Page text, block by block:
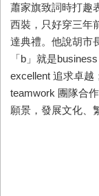
蕭家旗致詞時打趣
西裝，只好穿三年
達典禮。他說胡市
「b」就是
excellent 追求卓越
teamwork 團隊合
願景，發展文化、